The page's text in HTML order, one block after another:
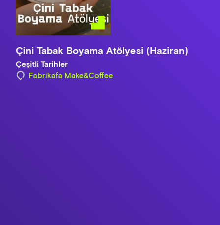
Çini Tabak Boyama Atölyesi (Haziran)
Çeşitli Tarihler
Fabrikafa Make&Coffee